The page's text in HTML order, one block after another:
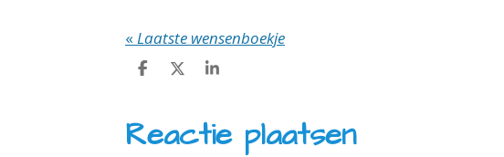
«Laatste wensenboekje
D
e
n
D
S
r
e
Reactie plaatsen